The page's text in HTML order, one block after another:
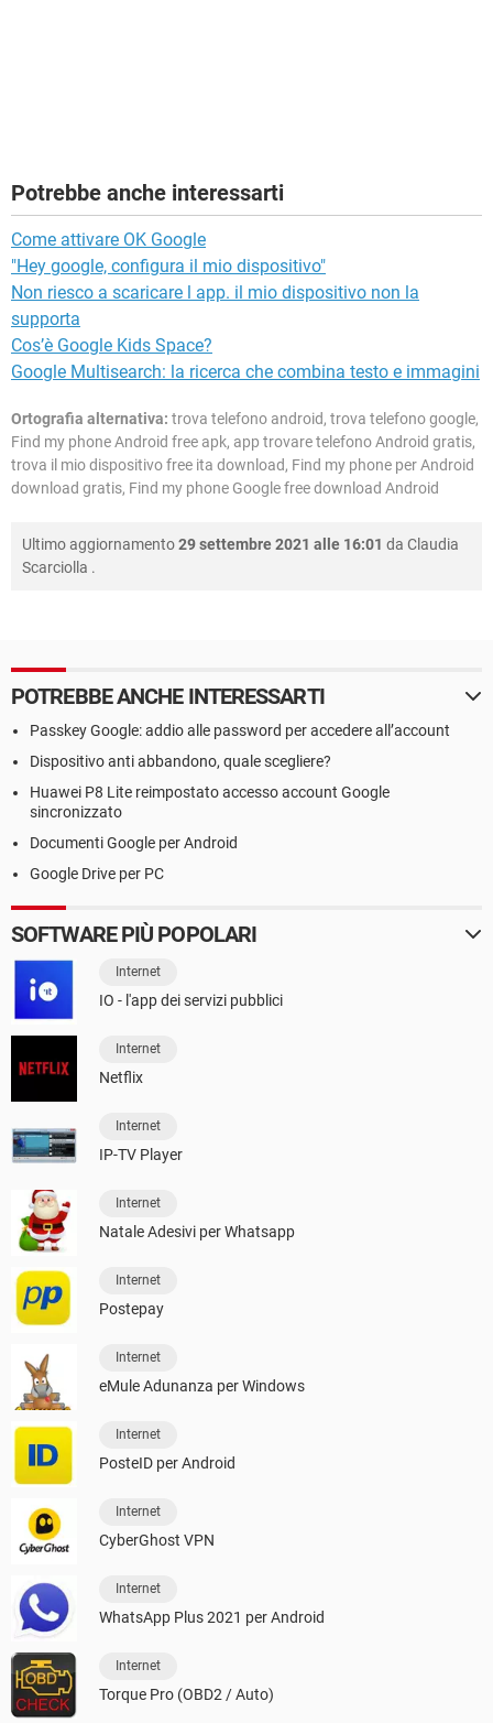
Potrebbe anche interessarti
Come attivare OK Google
"Hey google, configura il mio dispositivo"
Non riesco a scaricare l app. il mio dispositivo non la
supporta
Cos’è Google Kids Space?
Google Multisearch: la ricerca che combina testo e immagini
Ortografia alternativa: trova telefono android, trova telefono google,
Find my phone Android free apk, app trovare telefono Android gratis,
trova il mio dispositivo free ita download, Find my phone per Android
download gratis, Find my phone Google free download Android
Ultimo aggiornamento29 settembre 2021 alle 16:01 da Claudia
Scarciolla .
POTREBBE ANCHE INTERESSARTI
Passkey Google: addio alle password per accedere all’account
Dispositivo anti abbandono, quale scegliere?
Huawei P8 Lite reimpostato accesso account Google
sincronizzato
Documenti Google per Android
Google Drive per PC
SOFTWARE PIÙ POPOLARI
Internet
IO - l'app dei servizi pubblici
Internet
Netflix
Internet
IP-TV Player
Internet
Natale Adesivi per Whatsapp
Internet
Postepay
Internet
eMule Adunanza per Windows
Internet
PosteID per Android
Internet
CyberGhost VPN
Internet
WhatsApp Plus 2021 per Android
Internet
Torque Pro (OBD2 / Auto)